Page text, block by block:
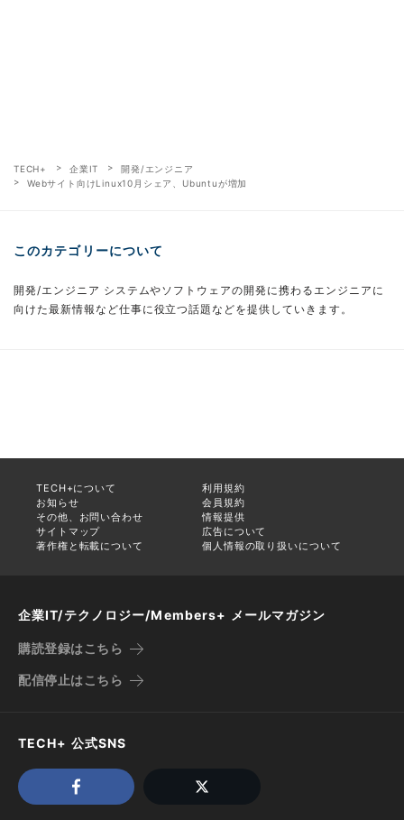
TECH+ 企業IT
開発/エンジニア
Webサイト向けLinux10月シェア、Ubuntuが増加
このカテゴリーについて
開発/エンジニア システムやソフトウェアの開発に携わるエンジニアに
向けた最新情報など仕事に役立つ話題などを提供していきます。
TECH+について
利用規約
お知らせ
会員規約
その他、お問い合わせ
情報提供
サイトマップ
広告について
著作権と転載について
個人情報の取り扱いについて
企業IT/テクノロジー/Members+ メールマガジン
購読登録はこちら
配信停止はこちら
TECH+ 公式SNS